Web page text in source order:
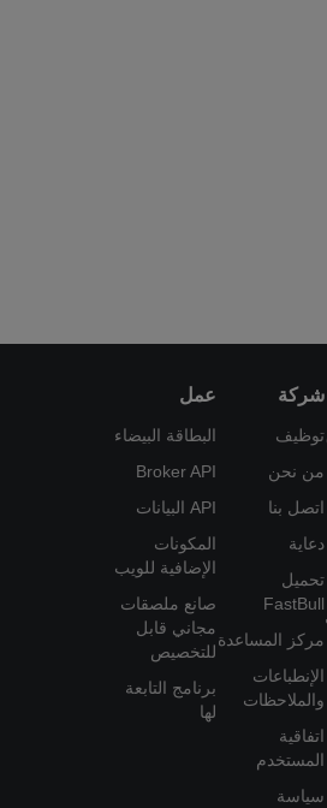
شركة
توظيف
من نحن
اتصل بنا
دعاية
تحميل
FastBull
مركز المساعدة
الإنطباعات
والملاحظات
اتفاقية
المستخدم
سياسة
عمل
البطاقة البيضاء
Broker API
API البيانات
المكونات
الإضافية للويب
صانع ملصقات
مجاني قابل
للتخصيص
برنامج التابعة
لها